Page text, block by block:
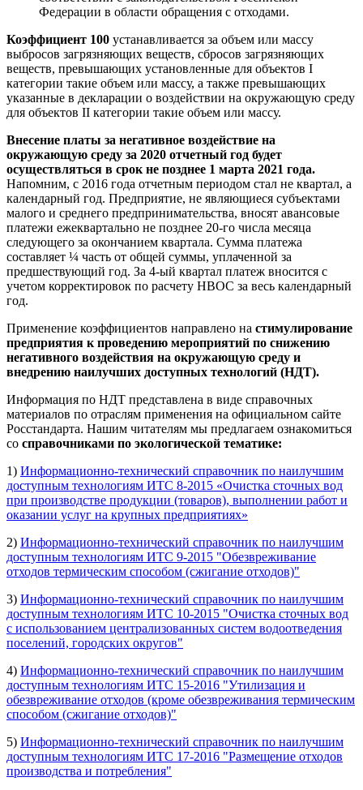
Федерации в области обращения с отходами.
Коэффициент 100 устанавливается за объем или массу
выбросов загрязняющих веществ, сбросов загрязняющих
веществ, превышающих установленные для объектов I
категории такие объем или массу, а также превышающих
указанные в декларации о воздействии на окружающую среду
для объектов II категории такие объем или массу.
Внесение платы за негативное воздействие на
окружающую среду за 2020 отчетный год будет
осуществляться в срок не позднее 1 марта 2021 года.
Напомним, с 2016 года отчетным периодом стал не квартал, а
календарный год. Предприятие, не являющиеся субъектами
малого и среднего предпринимательства, вносят авансовые
платежи ежеквартально не позднее 20-го числа месяца
следующего за окончанием квартала. Сумма платежа
составляет ¼ часть от общей суммы, уплаченной за
предшествующий год. За 4-ый квартал платеж вносится с
учетом корректировок по расчету НВОС за весь календарный
год.
Применение коэффициентов направлено на стимулирование
предприятия к проведению мероприятий по снижению
негативного воздействия на окружающую среду и
внедрению наилучших доступных технологий (НДТ).
Информация по НДТ представлена в виде справочных
материалов по отраслям применения на официальном сайте
Росстандарта. Нашим читателям мы предлагаем ознакомиться
со справочниками по экологической тематике:
1) Информационно-технический справочник по наилучшим
доступным технологиям ИТС 8-2015 «Очистка сточных вод
при производстве продукции (товаров), выполнении работ и
оказании услуг на крупных предприятиях»
2) Информационно-технический справочник по наилучшим
доступным технологиям ИТС 9-2015 "Обезвреживание
отходов термическим способом (сжигание отходов)"
3) Информационно-технический справочник по наилучшим
доступным технологиям ИТС 10-2015 "Очистка сточных вод
с использованием централизованных систем водоотведения
поселений, городских округов"
4) Информационно-технический справочник по наилучшим
доступным технологиям ИТС 15-2016 "Утилизация и
обезвреживание отходов (кроме обезвреживания термическим
способом (сжигание отходов)"
5) Информационно-технический справочник по наилучшим
доступным технологиям ИТС 17-2016 "Размещение отходов
производства и потребления"